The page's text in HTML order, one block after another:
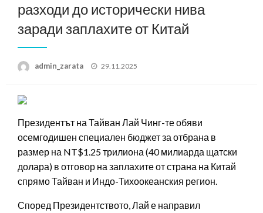
разходи до исторически нива
заради заплахите от Китай
admin_zarata
Posted
29.11.2025
Президентът на Тайван Лай Чинг-те обяви
осемгодишен специален бюджет за отбрана в
размер на NT$1.25 трилиона (40 милиарда щатски
долара) в отговор на заплахите от страна на Китай
спрямо Тайван и Индо-Тихоокеанския регион.
Според Президентството, Лай е направил